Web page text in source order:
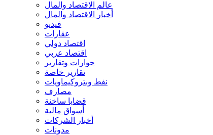
عالم الاقتصاد والمال
أخبار الاقتصاد والمال
فيديو
عقارات
اقتصاد دولي
اقتصاد عربي
حوارات وتقارير
تقارير خاصة
نفط وبتروكيماويات
مصارف
قضايا ساخنة
أسواق مالية
أخبار الشركات
مدونات